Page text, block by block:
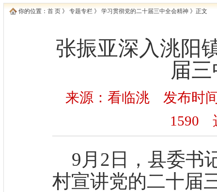
你的位置： 首 页 》 专题专栏 》 学习贯彻党的二十届三中全会精神 》正文
张振亚深入洮阳
届
来源：看临洮 发布时
1590
9月2日，县委书
村宣讲党的二十届